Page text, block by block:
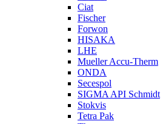
Ciat
Fischer
Forwon
HISAKA
LHE
Mueller Accu-Therm
ONDA
Secespol
SIGMA API Schmidt
Stokvis
Tetra Pak